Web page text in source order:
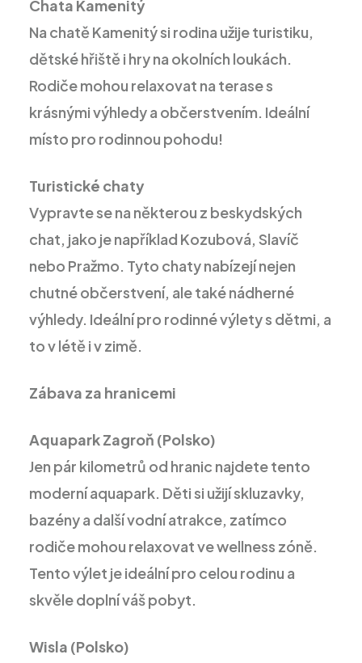
Chata Kamenitý
Na chatě Kamenitý si rodina užije turistiku,
dětské hřiště i hry na okolních loukách.
Rodiče mohou relaxovat na terase s
krásnými výhledy a občerstvením. Ideální
místo pro rodinnou pohodu!
Turistické chaty
Vypravte se na některou z beskydských
chat, jako je například Kozubová, Slavíč
nebo Pražmo. Tyto chaty nabízejí nejen
chutné občerstvení, ale také nádherné
výhledy. Ideální pro rodinné výlety s dětmi, a
to v létě i v zimě.
Zábava za hranicemi
Aquapark Zagroň (Polsko)
Jen pár kilometrů od hranic najdete tento
moderní aquapark. Děti si užijí skluzavky,
bazény a další vodní atrakce, zatímco
rodiče mohou relaxovat ve wellness zóně.
Tento výlet je ideální pro celou rodinu a
skvěle doplní váš pobyt.
Wisla (Polsko)